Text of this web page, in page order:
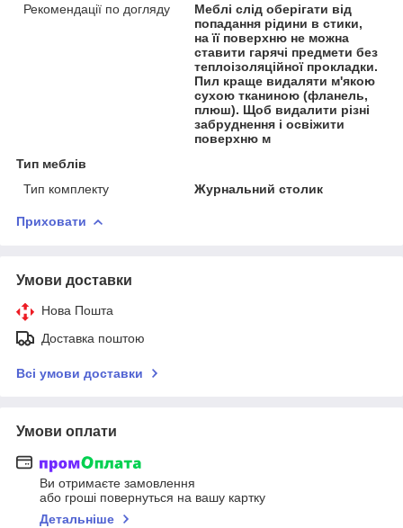
Рекомендації по догляду
Меблі слід оберігати від
попадання рідини в стики,
на її поверхню не можна
ставити гарячі предмети без
теплоізоляційної прокладки.
Пил краще видаляти м'якою
сухою тканиною (фланель,
плюш). Щоб видалити різні
забруднення і освіжити
поверхню м
Тип меблів
Тип комплекту
Журнальний столик
Приховати
Умови доставки
Нова Пошта
Доставка поштою
Всі умови доставки
Умови оплати
Ви отримаєте замовлення
або гроші повернуться на вашу картку
Детальніше